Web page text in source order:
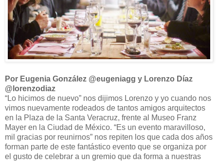
Por Eugenia González @eugeniagg y Lorenzo Díaz
@lorenzodiaz
“Lo hicimos de nuevo” nos dijimos Lorenzo y yo cuando nos
vimos nuevamente rodeados de tantos amigos arquitectos
en la Plaza de la Santa Veracruz, frente al Museo Franz
Mayer en la Ciudad de México. “Es un evento maravilloso,
mil gracias por reunirnos” nos repiten los que cada dos años
forman parte de este fantástico evento que se organiza por
el gusto de celebrar a un gremio que da forma a nuestras